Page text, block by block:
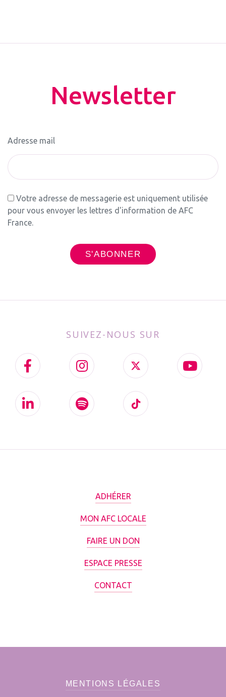
Newsletter
Adresse mail
Votre adresse de messagerie est uniquement utilisée
pour vous envoyer les lettres d'information de AFC
France.
SUIVEZ-NOUS SUR
ADHÉRER
MON AFC LOCALE
FAIRE UN DON
ESPACE PRESSE
CONTACT
MENTIONS LÉGALES